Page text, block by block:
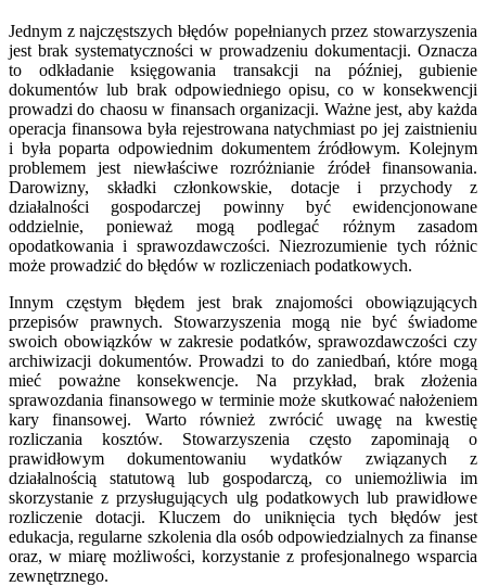
Jednym z najczęstszych błędów popełnianych przez stowarzyszenia
jest brak systematyczności w prowadzeniu dokumentacji. Oznacza
to odkładanie księgowania transakcji na później, gubienie
dokumentów lub brak odpowiedniego opisu, co w konsekwencji
prowadzi do chaosu w finansach organizacji. Ważne jest, aby każda
operacja finansowa była rejestrowana natychmiast po jej zaistnieniu
i była poparta odpowiednim dokumentem źródłowym. Kolejnym
problemem jest niewłaściwe rozróżnianie źródeł finansowania.
Darowizny, składki członkowskie, dotacje i przychody z
działalności gospodarczej powinny być ewidencjonowane
oddzielnie, ponieważ mogą podlegać różnym zasadom
opodatkowania i sprawozdawczości. Niezrozumienie tych różnic
może prowadzić do błędów w rozliczeniach podatkowych.
Innym częstym błędem jest brak znajomości obowiązujących
przepisów prawnych. Stowarzyszenia mogą nie być świadome
swoich obowiązków w zakresie podatków, sprawozdawczości czy
archiwizacji dokumentów. Prowadzi to do zaniedbań, które mogą
mieć poważne konsekwencje. Na przykład, brak złożenia
sprawozdania finansowego w terminie może skutkować nałożeniem
kary finansowej. Warto również zwrócić uwagę na kwestię
rozliczania kosztów. Stowarzyszenia często zapominają o
prawidłowym dokumentowaniu wydatków związanych z
działalnością statutową lub gospodarczą, co uniemożliwia im
skorzystanie z przysługujących ulg podatkowych lub prawidłowe
rozliczenie dotacji. Kluczem do uniknięcia tych błędów jest
edukacja, regularne szkolenia dla osób odpowiedzialnych za finanse
oraz, w miarę możliwości, korzystanie z profesjonalnego wsparcia
zewnętrznego.